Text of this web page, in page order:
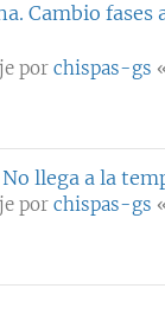
Cambio
por chispas-gs
llega a la
por chispas-gs